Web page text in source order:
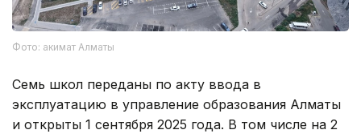
Фото: акимат Алматы
Семь школ переданы по акту ввода в
эксплуатацию в управление образования Алматы
и открыты 1 сентября 2025 года. В том числе на 2